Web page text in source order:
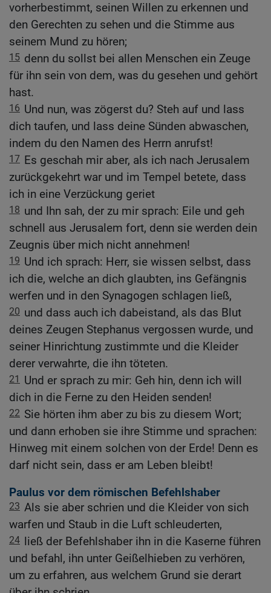
vorherbestimmt, seinen Willen zu erkennen und
den Gerechten zu sehen und die Stimme aus
seinem Mund zu hören;
15 denn du sollst bei allen Menschen ein Zeuge
für ihn sein von dem, was du gesehen und gehört
hast.
16 Und nun, was zögerst du? Steh auf und lass
dich taufen, und lass deine Sünden abwaschen,
indem du den Namen des Herrn anrufst!
17 Es geschah mir aber, als ich nach Jerusalem
zurückgekehrt war und im Tempel betete, dass
ich in eine Verzückung geriet
18 und Ihn sah, der zu mir sprach: Eile und geh
schnell aus Jerusalem fort, denn sie werden dein
Zeugnis über mich nicht annehmen!
19 Und ich sprach: Herr, sie wissen selbst, dass
ich die, welche an dich glaubten, ins Gefängnis
werfen und in den Synagogen schlagen ließ,
20 und dass auch ich dabeistand, als das Blut
deines Zeugen Stephanus vergossen wurde, und
seiner Hinrichtung zustimmte und die Kleider
derer verwahrte, die ihn töteten.
21
Und er sprach zu mir: Geh hin, denn ich will
dich in die Ferne zu den Heiden senden!
22 Sie hörten ihm aber zu bis zu diesem Wort;
und dann erhoben sie ihre Stimme und sprachen:
Hinweg mit einem solchen von der Erde! Denn es
darf nicht sein, dass er am Leben bleibt!
Paulus vor dem römischen Befehlshaber
23 Als sie aber schrien und die Kleider von sich
warfen und Staub in die Luft schleuderten,
24 ließ der Befehlshaber ihn in die Kaserne führen
und befahl, ihn unter Geißelhieben zu verhören,
um zu erfahren, aus welchem Grund sie derart